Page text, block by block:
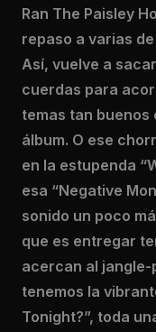
Ran The Paisley
repaso a varias
Así, vuelve a
cuerdas para
temas tan buenos
álbum. O ese
en la estupenda
esa “Negative
sonido un poco
que es entregar
acercan al jangle-
tenemos la
Tonight?”, toda